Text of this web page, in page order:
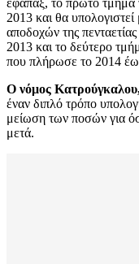
εφάπαξ, το πρώτο τμήμα
2013 και θα
αποδοχών της
2013 και το δεύτερο
που πλήρωσε το 2014
Ο νόμος
έναν διπλό τρόπο
μείωση των ποσών για
μετά.